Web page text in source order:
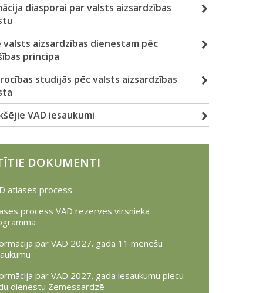
diasporai par valsts aizsardzības
valsts aizsardzības dienestam pēc
principa
studijās pēc valsts aizsardzības
VAD iesaukumi
DOKUMENTI
atlases process
process VAD rezerves virsnieka
par VAD 2027. gada 11 mēnešu
par VAD 2027. gada iesaukumu piecu
dienestu Zemessardzē